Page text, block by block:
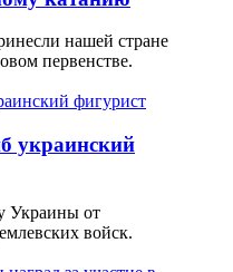
нашей стране
первенстве.
украинский
Украины от
войск.